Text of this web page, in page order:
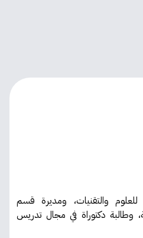
والتقنيات، ومديرة قسم
وطالبة دكتوراة في مجال تدريس